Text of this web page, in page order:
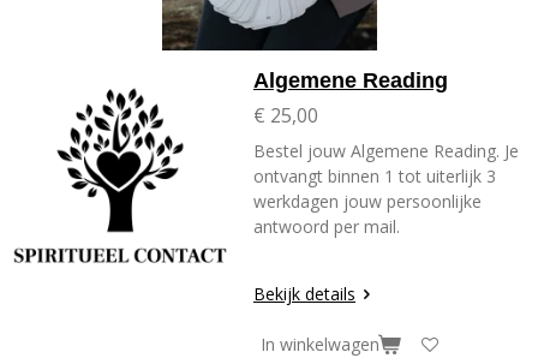
Algemene Reading
€ 25,00
Bestel jouw Algemene Reading. Je
ontvangt binnen 1 tot uiterlijk 3
werkdagen jouw persoonlijke
antwoord per mail.
Bekijk details
In winkelwagen